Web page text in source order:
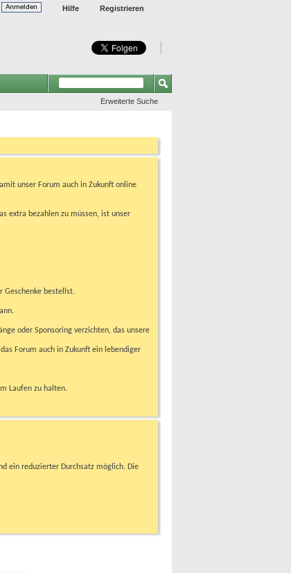
Registrieren
Hilfe
Erweiterte Suche
unser Forum auch in Zukunft online
extra bezahlen zu müssen, ist unser
Geschenke bestellst.
oder Sponsoring verzichten, das unsere
Forum auch in Zukunft ein lebendiger
Laufen zu halten.
ein reduzierter Durchsatz möglich. Die